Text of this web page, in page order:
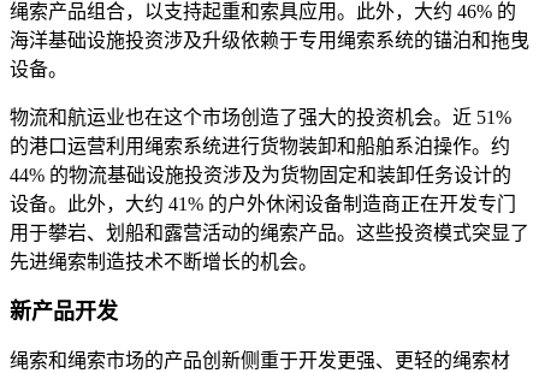
绳索产品组合，以支持起重和索具应用。此外，大约 46% 的
海洋基础设施投资涉及升级依赖于专用绳索系统的锚泊和拖曳
设备。
物流和航运业也在这个市场创造了强大的投资机会。近 51%
的港口运营利用绳索系统进行货物装卸和船舶系泊操作。约
44% 的物流基础设施投资涉及为货物固定和装卸任务设计的
设备。此外，大约 41% 的户外休闲设备制造商正在开发专门
用于攀岩、划船和露营活动的绳索产品。这些投资模式突显了
先进绳索制造技术不断增长的机会。
新产品开发
绳索和绳索市场的产品创新侧重于开发更强、更轻的绳索材